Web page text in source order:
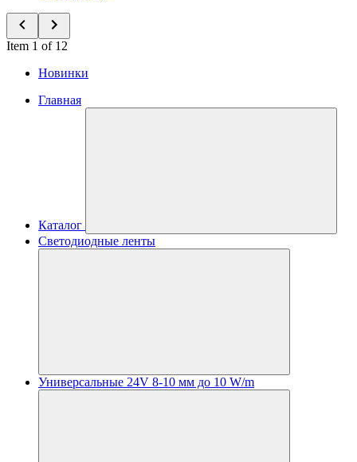
Item 1 of 12
Новинки
Главная
Каталог
Светодиодные ленты
Универсальные 24V 8-10 мм до 10 W/m